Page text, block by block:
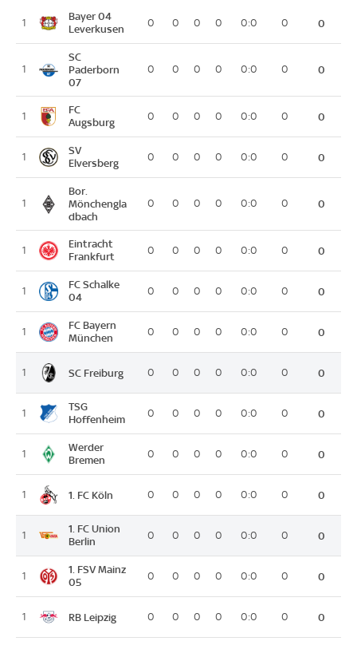
1
Bayer 04
Leverkusen
0 0 0 0 0:0 0 0
1
SC
Paderborn
07
0 0 0 0 0:0 0 0
1
FC
Augsburg
0 0 0 0 0:0 0 0
1
SV
Elversberg
0 0 0 0 0:0 0 0
1
Bor.
Mönchengla
dbach
0 0 0 0 0:0 0 0
1
Eintracht
Frankfurt
0 0 0 0 0:0 0 0
1
FC Schalke
04
0 0 0 0 0:0 0 0
1
FC Bayern
München
0 0 0 0 0:0 0 0
1 SC Freiburg 0 0 0 0 0:0 0 0
1
TSG
Hoffenheim
0 0 0 0 0:0 0 0
1
Werder
Bremen
0 0 0 0 0:0 0 0
1 1. FC Köln 0 0 0 0 0:0 0 0
1
1. FC Union
Berlin
0 0 0 0 0:0 0 0
1
1. FSV Mainz
05
0 0 0 0 0:0 0 0
1 RB Leipzig 0 0 0 0 0:0 0 0